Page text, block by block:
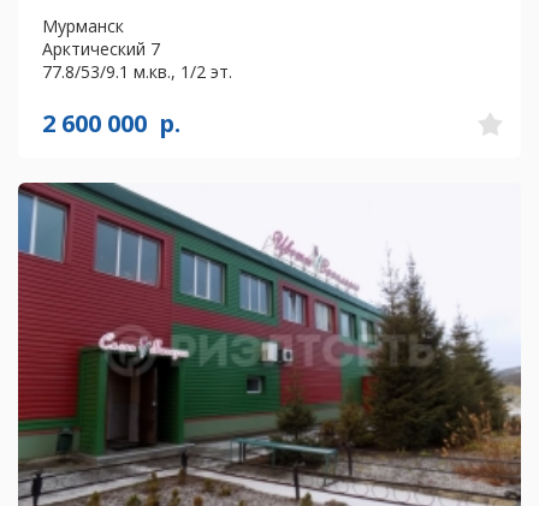
Мурманск
Арктический 7
77.8/53/9.1 м.кв., 1/2 эт.
2 600 000 р.